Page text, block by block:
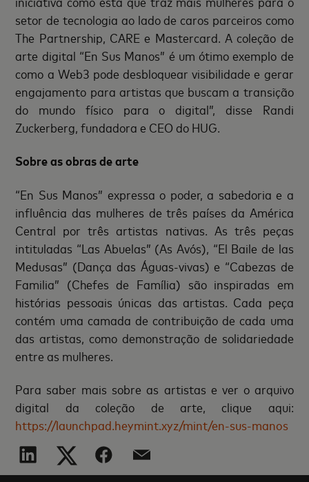
setor de tecnologia ao lado de caros parceiros como
The Partnership, CARE e Mastercard. A coleção de
arte digital “En Sus Manos” é um ótimo exemplo de
como a Web3 pode desbloquear visibilidade e gerar
engajamento para artistas que buscam a transição
do mundo físico para o digital”, disse Randi
Zuckerberg, fundadora e CEO do HUG.
Sobre as obras de arte
“En Sus Manos” expressa o poder, a sabedoria e a
influência das mulheres de três países da América
Central por três artistas nativas. As três peças
intituladas “Las Abuelas” (As Avós), “El Baile de las
Medusas” (Dança das Águas-vivas) e “Cabezas de
Familia” (Chefes de Família) são inspiradas em
histórias pessoais únicas das artistas. Cada peça
contém uma camada de contribuição de cada uma
das artistas, como demonstração de solidariedade
entre as mulheres.
Para saber mais sobre as artistas e ver o arquivo
digital da coleção de arte, clique aqui:
https://launchpad.heymint.xyz/mint/en-sus-manos